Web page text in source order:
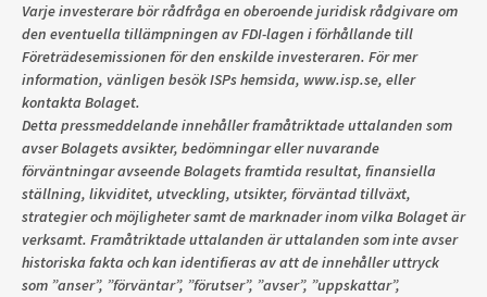
Varje investerare bör rådfråga en oberoende juridisk rådgivare om
den eventuella tillämpningen av FDI-lagen i förhållande till
Företrädesemissionen för den enskilde investeraren. För mer
information, vänligen besök ISPs hemsida, www.isp.se, eller
kontakta Bolaget.
Detta pressmeddelande innehåller framåtriktade uttalanden som
avser Bolagets avsikter, bedömningar eller nuvarande
förväntningar avseende Bolagets framtida resultat, finansiella
ställning, likviditet, utveckling, utsikter, förväntad tillväxt,
strategier och möjligheter samt de marknader inom vilka Bolaget är
verksamt. Framåtriktade uttalanden är uttalanden som inte avser
historiska fakta och kan identifieras av att de innehåller uttryck
som ”anser”, ”förväntar”, ”förutser”, ”avser”, ”uppskattar”,